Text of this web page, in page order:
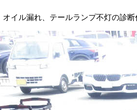
ル漏れ、テールランプ不灯の診断